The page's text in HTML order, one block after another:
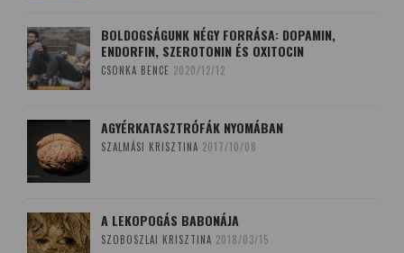
BOLDOGSÁGUNK NÉGY FORRÁSA: DOPAMIN,
ENDORFIN, SZEROTONIN ÉS OXITOCIN
CSONKA BENCE 2020/12/12
AGYÉRKATASZTRÓFÁK NYOMÁBAN
SZALMÁSI KRISZTINA 2017/10/08
A LEKOPOGÁS BABONÁJA
SZOBOSZLAI KRISZTINA 2018/03/15